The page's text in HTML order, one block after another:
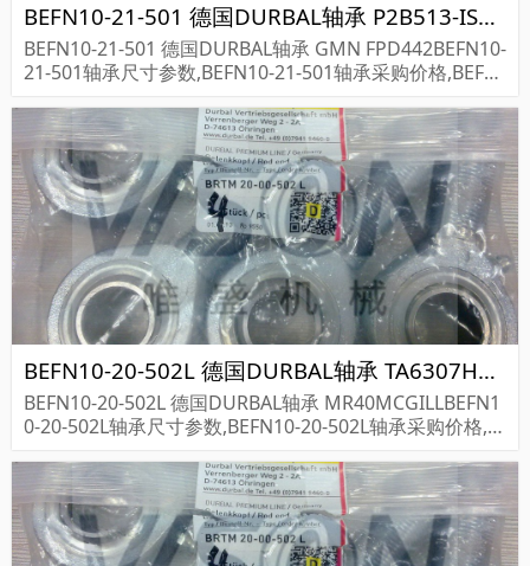
BEFN10-21-501 德国DURBAL轴承 P2B513-ISN-060MLR 071023
BEFN10-21-501 德国DURBAL轴承 GMN FPD442BEFN10-
21-501轴承尺寸参数,BEFN10-21-501轴承采购价格,BEFN
BEFN10-20-502L 德国DURBAL轴承 TA6307H40 906000
BEFN10-20-502L 德国DURBAL轴承 MR40MCGILLBEFN1
0-20-502L轴承尺寸参数,BEFN10-20-502L轴承采购价格,B